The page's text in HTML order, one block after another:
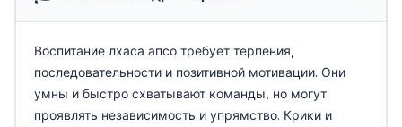
Воспитание лхаса апсо требует терпения,
последовательности и позитивной мотивации. Они
умны и быстро схватывают команды, но могут
проявлять независимость и упрямство. Крики и